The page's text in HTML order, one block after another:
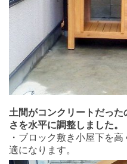
土間がコンクリートだっ
さを水平に調整しました。
・ブロック敷き小屋下を
適になります。